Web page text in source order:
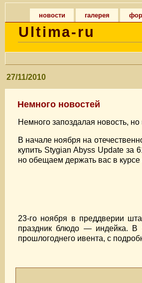
новости галерея
Ultima-ru
27/11/2010
Немного новостей
Немного запоздалая новость, но
В начале ноября на
купить Stygian Abyss Update за
но обещаем держать вас в курсе
23-го ноября в преддверии
праздник блюдо — индейка. В
прошлогоднего ивента, с